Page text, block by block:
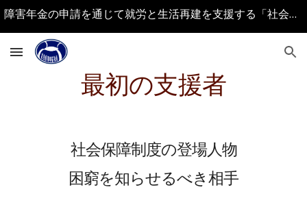
障害年金の申請を通じて就労と生活再建を支援する「社会福祉士 社会保険労務士 行政書士」事務所
最初の支援者
社会保障制度の登場人物
困窮を知らせるべき相手